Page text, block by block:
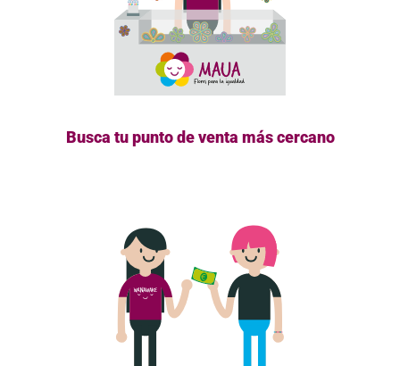
Busca tu punto de venta más cercano